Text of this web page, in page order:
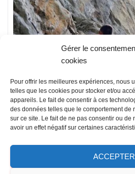
Gérer le
cookies
Pour offrir les meilleures expériences, nous
telles que les cookies pour stocker et/ou
appareils. Le fait de consentir à ces
des données telles que le comportement de
sur ce site. Le fait de ne pas consentir ou de
avoir un effet négatif sur certaines
ACCEPTER